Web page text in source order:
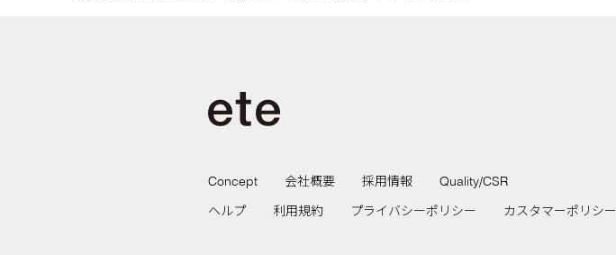
Concept 会社概要 採用情報
Quality/CSR
ヘルプ
利用規約 プライバシーポリシー カスタマーポリシー